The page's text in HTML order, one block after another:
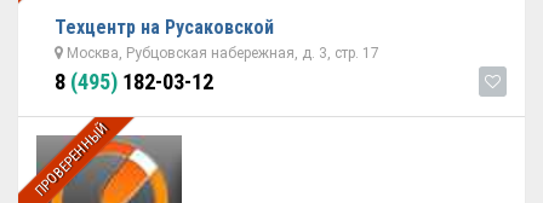
Техцентр на Русаковской
Москва, Рубцовская набережная, д. 3, стр. 17
8 (495) 182-03-12
ПРОВЕРЕННЫЙ